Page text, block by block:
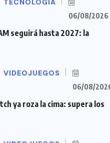
TECNOLOGÍA
06/08/2026
seguirá hasta 2027: la
VIDEOJUEGOS
06/08/
ya roza la cima: supera los